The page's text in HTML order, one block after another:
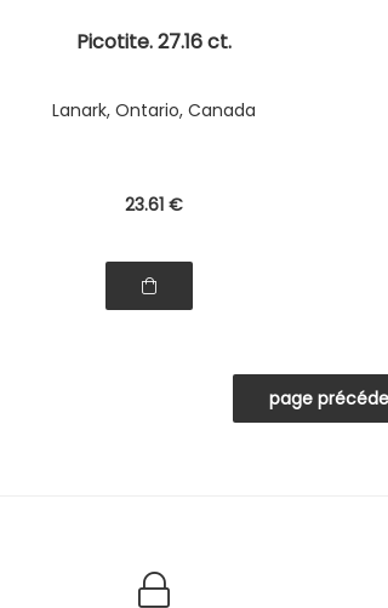
Picotite. 27.16 ct.
Lanark, Ontario, Canada
23.61 €